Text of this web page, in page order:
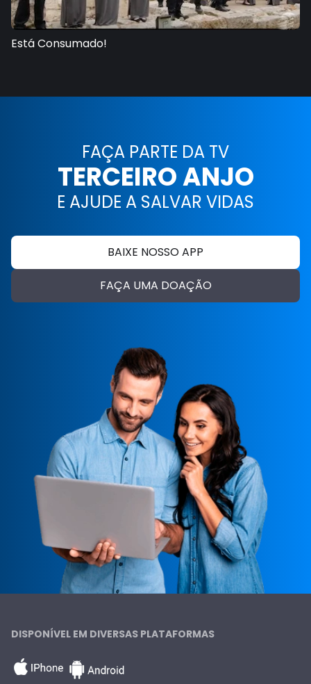
Está Consumado!
FAÇA PARTE DA TV
TERCEIRO ANJO
E AJUDE A SALVAR VIDAS
BAIXE NOSSO APP
FAÇA UMA DOAÇÃO
DISPONÍVEL EM DIVERSAS PLATAFORMAS